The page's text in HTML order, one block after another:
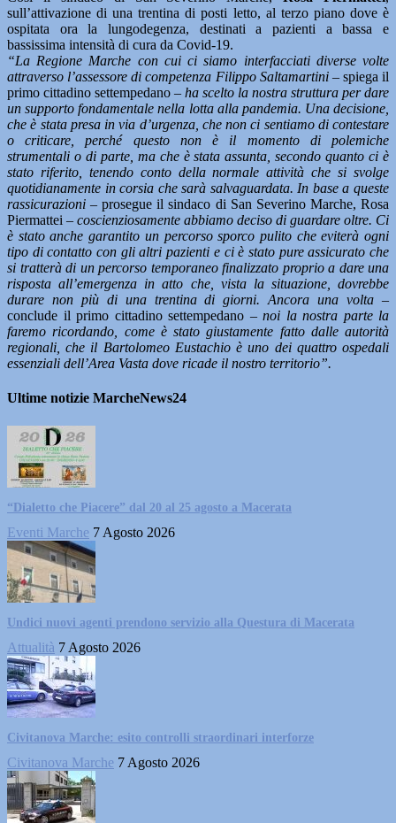
sull’attivazione di una trentina di posti letto, al terzo piano dove è
ospitata ora la lungodegenza, destinati a pazienti a bassa e
bassissima intensità di cura da Covid-19.
“La Regione Marche con cui ci siamo interfacciati diverse volte
attraverso l’assessore di competenza Filippo Saltamartini– spiega il
primo cittadino settempedano – ha scelto la nostra struttura per dare
un supporto fondamentale nella lotta alla pandemia. Una decisione,
che è stata presa in via d’urgenza, che non ci sentiamo di contestare
o criticare, perché questo non è il momento di polemiche
strumentali o di parte, ma che è stata assunta, secondo quanto ci è
stato riferito, tenendo conto della normale attività che si svolge
quotidianamente in corsia che sarà salvaguardata. In base a queste
rassicurazioni –prosegue il sindaco di San Severino Marche, Rosa
Piermattei – coscienziosamente abbiamo deciso di guardare oltre. Ci
è stato anche garantito un percorso sporco pulito che eviterà ogni
tipo di contatto con gli altri pazienti e ci è stato pure assicurato che
si tratterà di un percorso temporaneo finalizzato proprio a dare una
risposta all’emergenza in atto che, vista la situazione, dovrebbe
durare non più di una trentina di giorni. Ancora una volta –
conclude il primo cittadino settempedano – noi la nostra parte la
faremo ricordando, come è stato giustamente fatto dalle autorità
regionali, che il Bartolomeo Eustachio è uno dei quattro ospedali
essenziali dell’Area Vasta dove ricade il nostro territorio”.
Ultime notizie MarcheNews24
“Dialetto che Piacere” dal 20 al 25 agosto a Macerata
Eventi Marche 7 Agosto 2026
Undici nuovi agenti prendono servizio alla Questura di Macerata
Attualità 7 Agosto 2026
Civitanova Marche: esito controlli straordinari interforze
Civitanova Marche 7 Agosto 2026